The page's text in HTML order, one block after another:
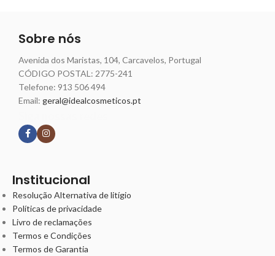
Sobre nós
Avenida dos Maristas, 104, Carcavelos, Portugal
CÓDIGO POSTAL: 2775-241
Telefone: 913 506 494
Email: geral@idealcosmeticos.pt
Institucional
Resolução Alternativa de litígio
Políticas de privacidade
Livro de reclamações
Termos e Condições
Termos de Garantia